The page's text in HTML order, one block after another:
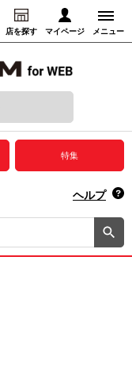
店を探す マイページ メニュー
録音からさがす
特集
ヘルプ